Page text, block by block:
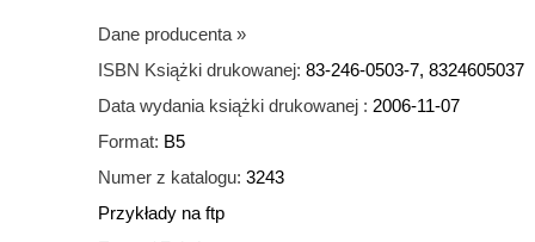
Dane producenta »
ISBN Książki drukowanej: 83-246-0503-7, 8324605037
Data wydania książki drukowanej : 2006-11-07
Format: B5
Numer z katalogu: 3243
Przykłady na ftp